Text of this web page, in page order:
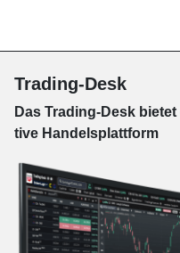
Trading-Desk
Das Trading-Desk
tive Han­dels­platt­form